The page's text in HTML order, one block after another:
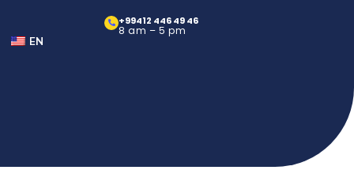
EN
+99412 446 49 46
8 am – 5 pm